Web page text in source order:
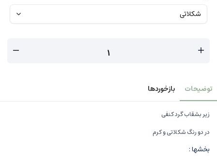
توضیحات بازخوردها
زیر بشقاب گرد کنفی
در دو رنگ شکلاتی و کرم
بخشها :